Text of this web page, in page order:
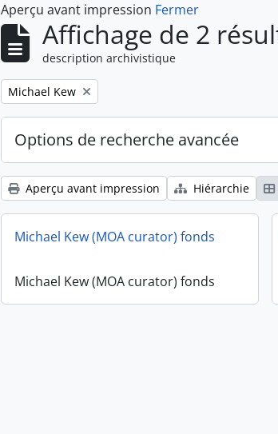
Aperçu avant impression Fermer
Affichage de 2
description archivistique
Remove filter:
Michael Kew
Options de recherche avancée
Aperçu avant impression Hiérarchie
Michael Kew (MOA curator) fonds
Michael Kew (MOA curator) fonds